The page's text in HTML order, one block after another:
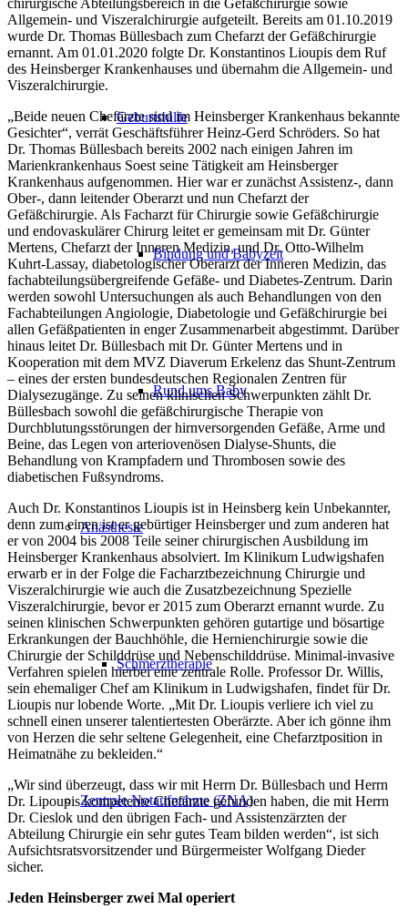
Geburtshilfe
Bindung und Babyzeit
Rund ums Baby
Anästhesie
Schmerztherapie
Zentrale Notaufnahme (ZNA)
Allgemein- und Viszeralchirurgie aufgeteilt. Bereits am 01.10.2019
wurde Dr. Thomas Büllesbach zum Chefarzt der Gefäßchirurgie
ernannt. Am 01.01.2020 folgte Dr. Konstantinos Lioupis dem Ruf
des Heinsberger Krankenhauses und übernahm die Allgemein- und
Viszeralchirurgie.
„Beide neuen Chefärzte sind im Heinsberger Krankenhaus bekannte
Gesichter“, verrät Geschäftsführer Heinz-Gerd Schröders. So hat
Dr. Thomas Büllesbach bereits 2002 nach einigen Jahren im
Marienkrankenhaus Soest seine Tätigkeit am Heinsberger
Krankenhaus aufgenommen. Hier war er zunächst Assistenz-, dann
Ober-, dann leitender Oberarzt und nun Chefarzt der
Gefäßchirurgie. Als Facharzt für Chirurgie sowie Gefäßchirurgie
und endovaskulärer Chirurg leitet er gemeinsam mit Dr. Günter
Mertens, Chefarzt der Inneren Medizin, und Dr. Otto-Wilhelm
Kuhrt-Lassay, diabetologischer Oberarzt der Inneren Medizin, das
fachabteilungsübergreifende Gefäße- und Diabetes-Zentrum. Darin
werden sowohl Untersuchungen als auch Behandlungen von den
Fachabteilungen Angiologie, Diabetologie und Gefäßchirurgie bei
allen Gefäßpatienten in enger Zusammenarbeit abgestimmt. Darüber
hinaus leitet Dr. Büllesbach mit Dr. Günter Mertens und in
Kooperation mit dem MVZ Diaverum Erkelenz das Shunt-Zentrum
– eines der ersten bundesdeutschen Regionalen Zentren für
Dialysezugänge. Zu seinen klinischen Schwerpunkten zählt Dr.
Büllesbach sowohl die gefäßchirurgische Therapie von
Durchblutungsstörungen der hirnversorgenden Gefäße, Arme und
Beine, das Legen von arteriovenösen Dialyse-Shunts, die
Behandlung von Krampfadern und Thrombosen sowie des
diabetischen Fußsyndroms.
Auch Dr. Konstantinos Lioupis ist in Heinsberg kein Unbekannter,
denn zum einen ist er gebürtiger Heinsberger und zum anderen hat
er von 2004 bis 2008 Teile seiner chirurgischen Ausbildung im
Heinsberger Krankenhaus absolviert. Im Klinikum Ludwigshafen
erwarb er in der Folge die Facharztbezeichnung Chirurgie und
Viszeralchirurgie wie auch die Zusatzbezeichnung Spezielle
Viszeralchirurgie, bevor er 2015 zum Oberarzt ernannt wurde. Zu
seinen klinischen Schwerpunkten gehören gutartige und bösartige
Erkrankungen der Bauchhöhle, die Hernienchirurgie sowie die
Chirurgie der Schilddrüse und Nebenschilddrüse. Minimal-invasive
Verfahren spielen hierbei eine zentrale Rolle. Professor Dr. Willis,
sein ehemaliger Chef am Klinikum in Ludwigshafen, findet für Dr.
Lioupis nur lobende Worte. „Mit Dr. Lioupis verliere ich viel zu
schnell einen unserer talentiertesten Oberärzte. Aber ich gönne ihm
von Herzen die sehr seltene Gelegenheit, eine Chefarztposition in
Heimatnähe zu bekleiden.“
„Wir sind überzeugt, dass wir mit Herrn Dr. Büllesbach und Herrn
Dr. Lipoupis kompetente Chefärzte gefunden haben, die mit Herrn
Dr. Cieslok und den übrigen Fach- und Assistenzärzten der
Abteilung Chirurgie ein sehr gutes Team bilden werden“, ist sich
Aufsichtsratsvorsitzender und Bürgermeister Wolfgang Dieder
sicher.
Jeden Heinsberger zwei Mal operiert